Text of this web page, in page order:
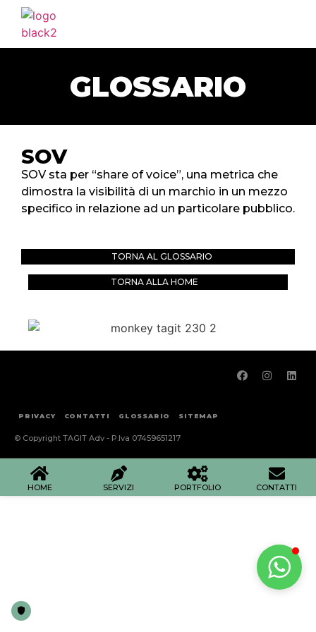
GLOSSARIO
SOV
SOV sta per “share of voice”, una metrica che
dimostra la visibilità di un marchio in un mezzo
specifico in relazione ad un particolare pubblico.
TORNA AL GLOSSARIO
TORNA ALLA HOME
© Copyright TAGIT Adv - P.Iva 07459651217
PRIVACY CONTATTI GLOSSARIO SITEMAP
HOME SERVIZI PORTFOLIO CONTATTI
HOME
SERVIZI
CLIENTI
BLOG
CONTATTI